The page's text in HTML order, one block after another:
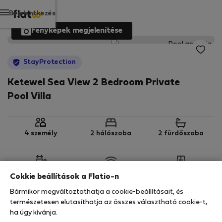
Bejelentkezés
Fényképek megjelenítése
StayProtection
Ketewel Sea View 2 Bedroom Private
Pool Villa
4 személy 2 hálószoba 2 fürdőszoba
StayProtection Stay Benefits
Az ebben az ingatlanban való tartózkodását a
Cokkie beállítások a Flatio-n
Bármikor megváltoztathatja a cookie-beállításait, és
természetesen elutasíthatja az összes választható cookie-t,
ha úgy kívánja.